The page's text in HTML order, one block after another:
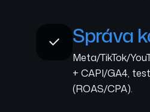
Správa
Meta/TikTok/
+ CAPI/GA4,
(ROAS/CPA).